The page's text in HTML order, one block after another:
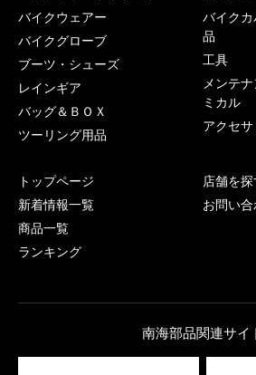
バイクウェアー
バイクグローブ
ブーツ・シューズ
レインギア
バッグ＆ＢＯＸ
ツーリング用品
バイクカ
品
工具
メンテ
ミカル
アクセサ
トップページ
新着情報一覧
商品一覧
ランキング
店舗を探
お問い
南海部品関連サイ